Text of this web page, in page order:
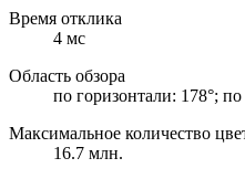
Время отклика
4 мс
Область обзора
по горизонтали: 178°;
Максимальное количество
16.7 млн.